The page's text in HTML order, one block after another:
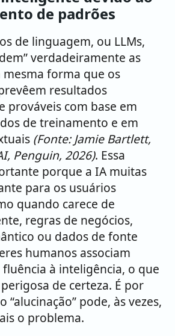
de padrões
de linguagem, ou LLMs,
verdadeiramente as
forma que os
resultados
prováveis com base em
de treinamento e em
(Fonte: Jamie Bartlett,
Penguin, 2026). Essa
porque a IA muitas
para os usuários
quando carece de
regras de negócios,
ou dados de fonte
humanos associam
à inteligência, o que
de certeza. É por
“alucinação” pode, às vezes,
o problema.